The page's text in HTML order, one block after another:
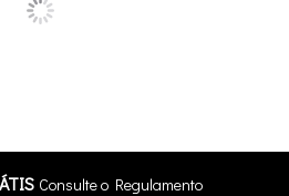
Consulte o Regulamento